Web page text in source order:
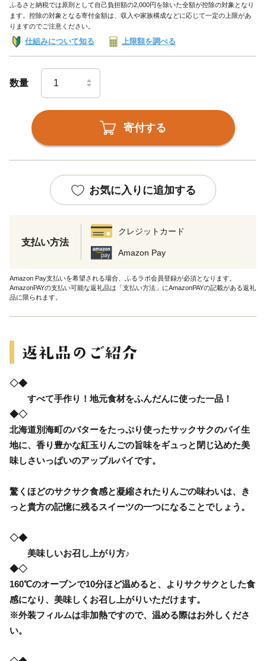
ふるさと納税では原則として自己負担額の2,000円を除いた全額が控除の対象となり
ます。控除の対象となる寄付金額は、収入や家族構成などに応じて一定の上限があ
りますのでご注意ください。
仕組みについて知る 上限額を調べる
数量
寄付する
お気に入りに追加する
支払い方法
クレジットカード
Amazon Pay
Amazon Pay支払いを希望される場合、ふるラボ会員登録が必須となります。
AmazonPAYの支払い可能な返礼品は「支払い方法」にAmazonPAYの記載がある返礼
品に限られます。
◇◆
すべて手作り！地元食材をふんだんに使った一品！
◆◇
北海道別海町のバターをたっぷり使ったサックサクのパイ生
地に、香り豊かな紅玉りんごの旨味をギュっと閉じ込めた美
味しさいっぱいのアップルパイです。
驚くほどのサクサク食感と凝縮されたりんごの味わいは、き
っと貴方の記憶に残るスイーツの一つになることでしょう。
◇◆
美味しいお召し上がり方♪
◆◇
160℃のオーブンで10分ほど温めると、よりサクサクとした食
感になり、美味しくお召し上がりいただけます。
※外装フィルムは非加熱ですので、温める際はお外しくださ
い。